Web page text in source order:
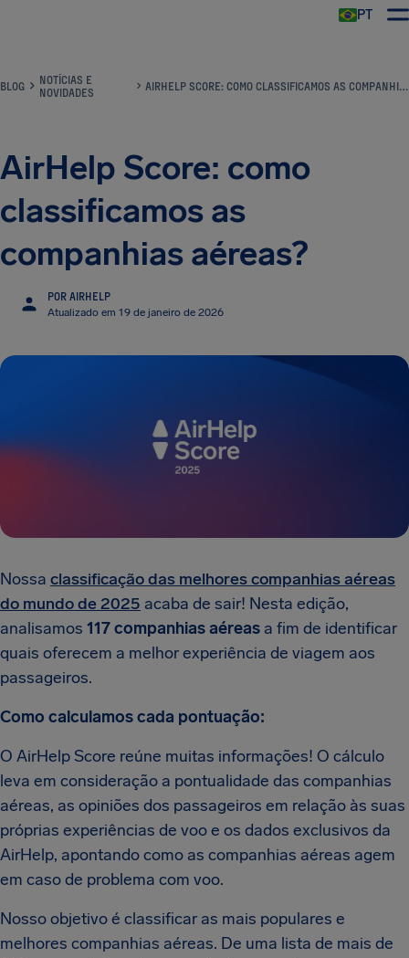
PT
BLOG
NOTÍCIAS E
NOVIDADES
AIRHELP SCORE: COMO CLASSIFICAMOS AS COMPANHIAS AÉREAS?
AirHelp Score: como
classificamos as
companhias aéreas?
POR AIRHELP
Atualizado em 19 de janeiro de 2026
Nossa classificação das melhores companhias aéreas
do mundo de 2025 acaba de sair! Nesta edição,
analisamos 117 companhias aéreas a fim de identificar
quais oferecem a melhor experiência de viagem aos
passageiros.
Como calculamos cada pontuação:
O AirHelp Score reúne muitas informações! O cálculo
leva em consideração a pontualidade das companhias
aéreas, as opiniões dos passageiros em relação às suas
próprias experiências de voo e os dados exclusivos da
AirHelp, apontando como as companhias aéreas agem
em caso de problema com voo.
Nosso objetivo é classificar as mais populares e
melhores companhias aéreas. De uma lista de mais de